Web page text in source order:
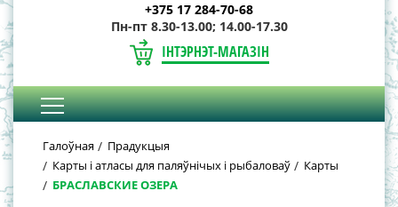
+375 17 284-70-68
Пн-пт 8.30-13.00; 14.00-17.30
ІНТЭРНЭТ-МАГАЗІН
Галоўная
Прадукцыя
Карты і атласы для паляўнічых і рыбаловаў
Карты
БРАСЛАВСКИЕ ОЗЕРА